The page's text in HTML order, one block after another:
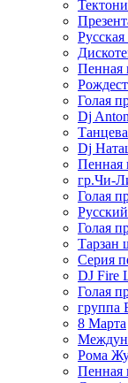
Пенная
Голая
Dj
Dj
Пенная
гр.Чи-
Голая
Голая
Тарзан
Серия
DJ Fire
Голая
группа
8 Марта
Рома
Пенная